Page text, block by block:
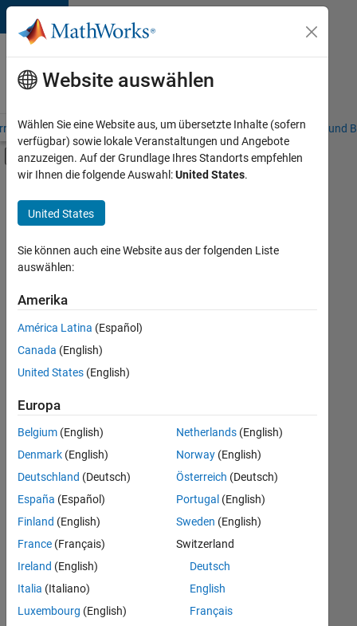
Weiter zum Inhalt
Karriere
bei
MathWorks
– Übersicht Stellensuche Niederlassungen Studierende und
Umschaltung für Off-Canvas-
Hauptinhalt
Information Technology
Commercial Sales
Customer Support
Inside Sales
Sales Operations
Marketing Services
Finance and Operations
Human Resources
+8
Derzeit
es
keine
offenen
Stellen,
Ihren
Suchkriterien
entsprechen.
können
die
Suchkriterien
weiter
fassen
oder
alle
Stellenangebote
anzeigen .
Website auswählen
Wählen Sie eine Website aus, um übersetzte Inhalte (sofern
verfügbar) sowie lokale Veranstaltungen und Angebote
anzuzeigen. Auf der Grundlage Ihres Standorts empfehlen
wir Ihnen die folgende Auswahl:United States.
United States
Sie können auch eine Website aus der folgenden Liste
auswählen:
Amerika
América Latina (Español)
Canada (English)
United States (English)
Europa
Belgium (English)
Denmark (English)
Deutschland (Deutsch)
España (Español)
Finland (English)
France (Français)
Ireland (English)
Italia (Italiano)
Luxembourg (English)
Netherlands(English)
Norway(English)
Österreich (Deutsch)
Portugal (English)
Sweden (English)
Switzerland
Deutsch
English
Français